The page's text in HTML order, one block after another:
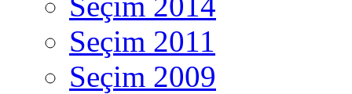
Seçim 2011
Seçim 2009